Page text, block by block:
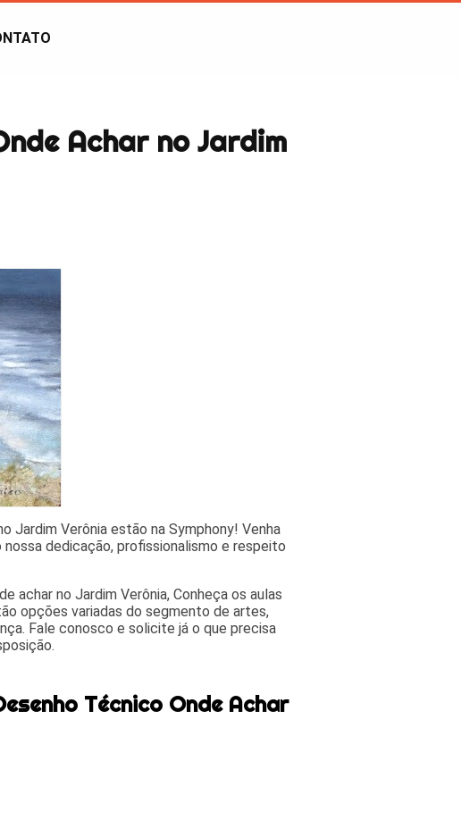
Achar no Jardim
Jardim Verônia estão na Symphony! Venha
dedicação, profissionalismo e respeito
achar no Jardim Verônia, Conheça os aulas
opções variadas do segmento de artes,
Fale conosco e solicite já o que precisa
Técnico Onde Achar